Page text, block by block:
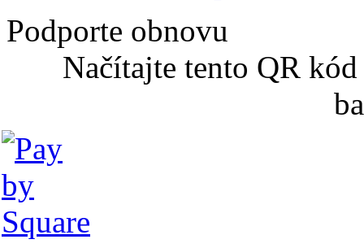
Podporte obnovu
Načítajte tento QR